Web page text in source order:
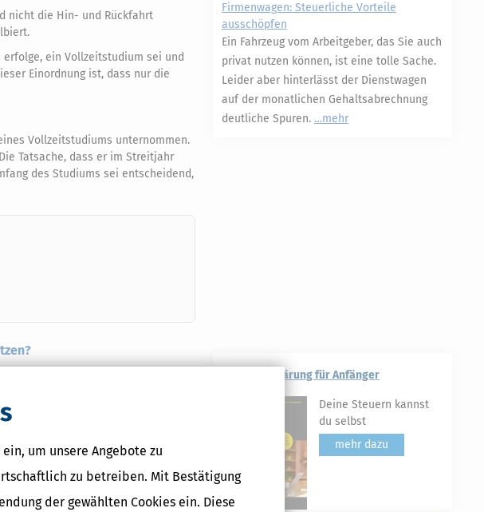
um unsere Angebote zu
zu betreiben. Mit Bestätigung
der gewählten Cookies ein. Diese
nicht die Hin- und Rückfahrt
ein Vollzeitstudium sei und
Einordnung ist, dass nur die
Vollzeitstudiums unternommen.
Tatsache, dass er im Streitjahr
des Studiums sei entscheidend,
abgezogen werden. Das
geltend gemacht werden können.
Hierbei wird lediglich
angesetzt.
Ein Teilzeitstudium
Firmenwagen: Steuerliche Vorteile
ausschöpfen
Ein Fahrzeug vom Arbeitgeber, das Sie auch
privat nutzen können, ist eine tolle Sache.
Leider aber hinterlässt der Dienstwagen
auf der monatlichen Gehaltsabrechnung
deutliche Spuren.
mehr
Steuererklärung für Anfänger
Deine Steuern kannst
du selbst
mehr dazu